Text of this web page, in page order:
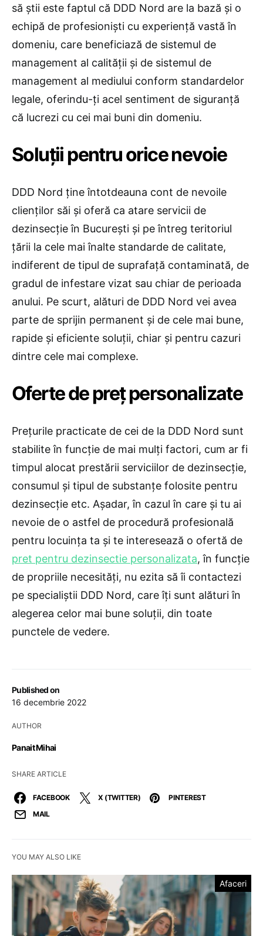
Published on
16 decembrie 2022
AUTHOR
Panait Mihai
SHARE ARTICLE
FACEBOOK X (TWITTER)
PINTEREST
MAIL
să ştii este faptul că DDD Nord are la bază şi o
echipă de profesionişti cu experienţă vastă în
domeniu, care beneficiază de sistemul de
management al calităţii şi de sistemul de
management al mediului conform standardelor
legale, oferindu-ţi acel sentiment de siguranţă
că lucrezi cu cei mai buni din domeniu.
Soluţii pentru orice nevoie
DDD Nord ţine întotdeauna cont de nevoile
clienţilor săi şi oferă ca atare servicii de
dezinsecţie în Bucureşti şi pe întreg teritoriul
ţării la cele mai înalte standarde de calitate,
indiferent de tipul de suprafaţă contaminată, de
gradul de infestare vizat sau chiar de perioada
anului. Pe scurt, alături de DDD Nord vei avea
parte de sprijin permanent şi de cele mai bune,
rapide şi eficiente soluţii, chiar şi pentru cazuri
dintre cele mai complexe.
Oferte de preţ personalizate
Preţurile practicate de cei de la DDD Nord sunt
stabilite în funcţie de mai mulţi factori, cum ar fi
timpul alocat prestării serviciilor de dezinsecţie,
consumul şi tipul de substanţe folosite pentru
dezinsecţie etc. Aşadar, în cazul în care şi tu ai
nevoie de o astfel de procedură profesională
pentru locuinţa ta şi te interesează o ofertă de
pret pentru dezinsectie personalizata, în funcţie
de propriile necesităţi, nu ezita să îi contactezi
pe specialiştii DDD Nord, care îţi sunt alături în
alegerea celor mai bune soluţii, din toate
punctele de vedere.
YOU MAY ALSO LIKE
Afaceri